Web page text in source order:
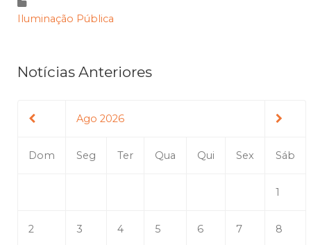
Iluminação Pública
Notícias Anteriores
Ago 2026
Dom Seg Ter Qua Qui Sex Sáb
1
2 3 4 5 6 7 8